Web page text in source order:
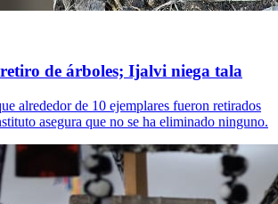
retiro de árboles; Ijalvi niega tala
alrededor de 10 ejemplares fueron retirados
asegura que no se ha eliminado ninguno.